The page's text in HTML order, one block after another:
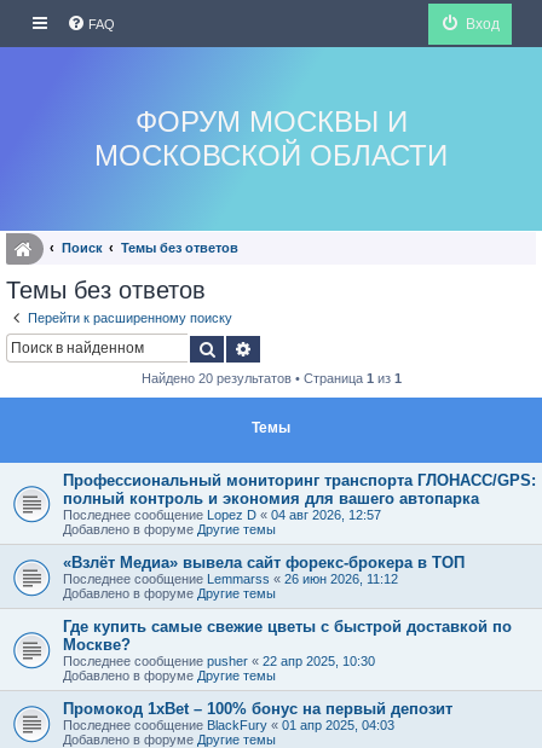
FAQ Вход
ФОРУМ МОСКВЫ И
МОСКОВСКОЙ ОБЛАСТИ
Поиск Темы без ответов
Темы без ответов
Перейти к расширенному поиску
Поиск
Найдено 20 результатов • Страница 1 из 1
Темы
Профессиональный мониторинг транспорта ГЛОНАСС/GPS:
полный контроль и экономия для вашего автопарка
Последнее сообщение Lopez D « 04 авг 2026, 12:57
Добавлено в форуме Другие темы
«Взлёт Медиа» вывела сайт форекс-брокера в ТОП
Последнее сообщение Lemmarss « 26 июн 2026, 11:12
Добавлено в форуме Другие темы
Где купить самые свежие цветы с быстрой доставкой по
Москве?
Последнее сообщение pusher « 22 апр 2025, 10:30
Добавлено в форуме Другие темы
Промокод 1xBet – 100% бонус на первый депозит
Последнее сообщение BlackFury « 01 апр 2025, 04:03
Добавлено в форуме Другие темы